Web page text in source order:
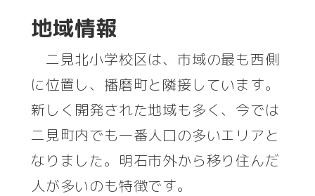
地域情報
二見北小学校区は、市域の最も西側
に位置し、播磨町と隣接しています。
新しく開発された地域も多く、今では
二見町内でも一番人口の多いエリアと
なりました。明石市外から移り住んだ
人が多いのも特徴です。